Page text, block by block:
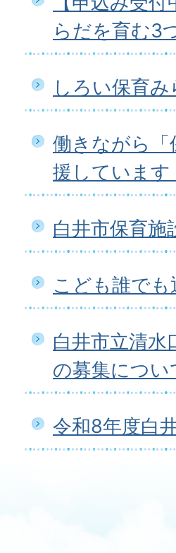
らだを育む3
しろい保育
働きながら「
援しています
白井市保育施
こども誰で
白井市立清水
の募集につい
令和8年度白